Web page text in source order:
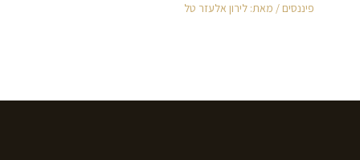
פיננסים / מאת: לירון אלעזר טל